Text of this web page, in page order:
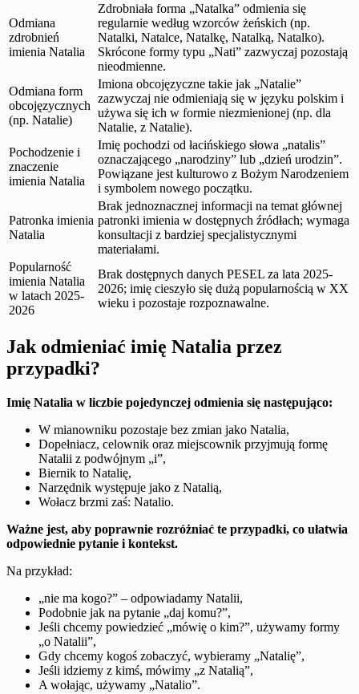
Odmiana
zdrobnień
imienia Natalia
Zdrobniała forma „Natalka” odmienia się
regularnie według wzorców żeńskich (np.
Natalki, Natalce, Natalkę, Natalką, Natalko).
Skrócone formy typu „Nati” zazwyczaj pozostają
nieodmienne.
Odmiana form
obcojęzycznych
(np. Natalie)
Imiona obcojęzyczne takie jak „Natalie”
zazwyczaj nie odmieniają się w języku polskim i
używa się ich w formie niezmienionej (np. dla
Natalie, z Natalie).
Pochodzenie i
znaczenie
imienia Natalia
Imię pochodzi od łacińskiego słowa „natalis”
oznaczającego „narodziny” lub „dzień urodzin”.
Powiązane jest kulturowo z Bożym Narodzeniem
i symbolem nowego początku.
Patronka imienia
Natalia
Brak jednoznacznej informacji na temat głównej
patronki imienia w dostępnych źródłach; wymaga
konsultacji z bardziej specjalistycznymi
materiałami.
Popularność
imienia Natalia
w latach 2025-
2026
Brak dostępnych danych PESEL za lata 2025-
2026; imię cieszyło się dużą popularnością w XX
wieku i pozostaje rozpoznawalne.
Jak odmieniać imię Natalia przez
przypadki?
Imię Natalia w liczbie pojedynczej odmienia się następująco:
W mianowniku pozostaje bez zmian jako Natalia,
Dopełniacz, celownik oraz miejscownik przyjmują formę
Natalii z podwójnym „i”,
Biernik to Natalię,
Narzędnik występuje jako z Natalią,
Wołacz brzmi zaś: Natalio.
Ważne jest, aby poprawnie rozróżniać te przypadki, co ułatwia
odpowiednie pytanie i kontekst.
Na przykład:
„nie ma kogo?” – odpowiadamy Natalii,
Podobnie jak na pytanie „daj komu?”,
Jeśli chcemy powiedzieć „mówię o kim?”, używamy formy
„o Natalii”,
Gdy chcemy kogoś zobaczyć, wybieramy „Natalię”,
Jeśli idziemy z kimś, mówimy „z Natalią”,
A wołając, używamy „Natalio”.